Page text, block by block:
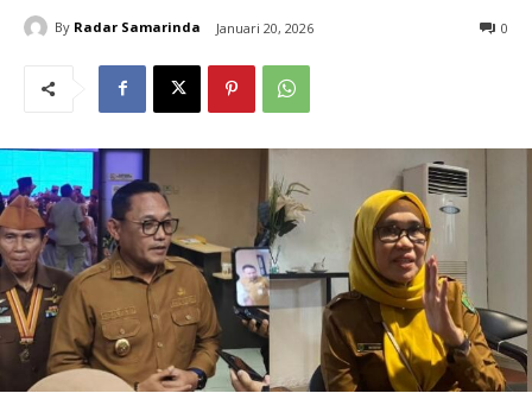
By Radar Samarinda Januari 20, 2026 0